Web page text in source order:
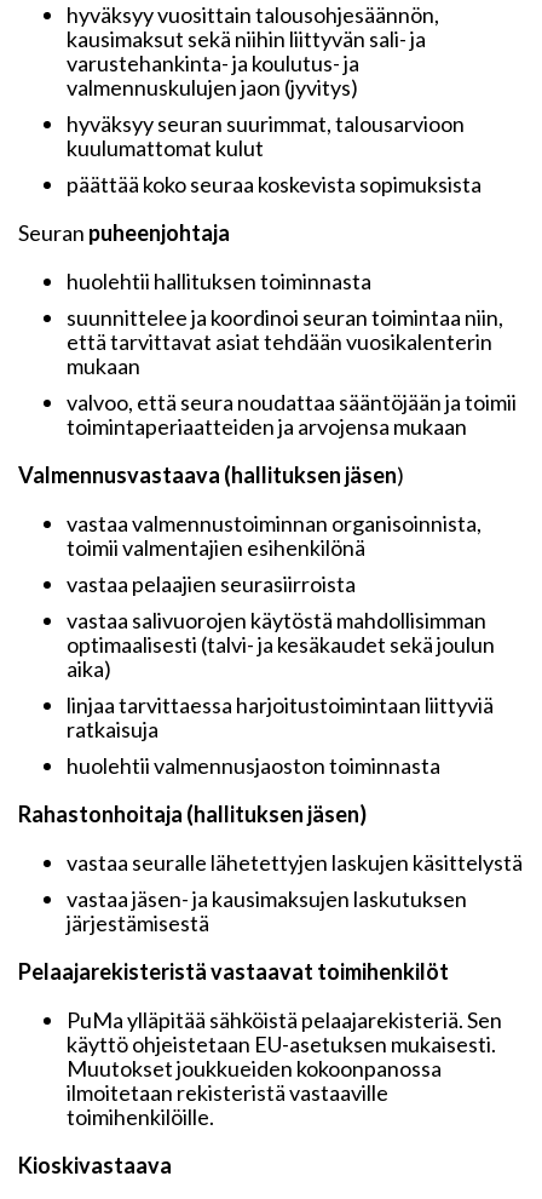
hyväksyy vuosittain talousohjesäännön,
kausimaksut sekä niihin liittyvän sali- ja
varustehankinta- ja koulutus- ja
valmennuskulujen jaon (jyvitys)
hyväksyy seuran suurimmat, talousarvioon
kuulumattomat kulut
päättää koko seuraa koskevista sopimuksista
Seuran puheenjohtaja
huolehtii hallituksen toiminnasta
suunnittelee ja koordinoi seuran toimintaa niin,
että tarvittavat asiat tehdään vuosikalenterin
mukaan
valvoo, että seura noudattaa sääntöjään ja toimii
toimintaperiaatteiden ja arvojensa mukaan
Valmennusvastaava (hallituksen jäsen)
vastaa valmennustoiminnan organisoinnista,
toimii valmentajien esihenkilönä
vastaa pelaajien seurasiirroista
vastaa salivuorojen käytöstä mahdollisimman
optimaalisesti (talvi- ja kesäkaudet sekä joulun
aika)
linjaa tarvittaessa harjoitustoimintaan liittyviä
ratkaisuja
huolehtii valmennusjaoston toiminnasta
Rahastonhoitaja (hallituksen jäsen)
vastaa seuralle lähetettyjen laskujen käsittelystä
vastaa jäsen- ja kausimaksujen laskutuksen
järjestämisestä
Pelaajarekisteristä vastaavat toimihenkilöt
PuMa ylläpitää sähköistä pelaajarekisteriä. Sen
käyttö ohjeistetaan EU-asetuksen mukaisesti.
Muutokset joukkueiden kokoonpanossa
ilmoitetaan rekisteristä vastaaville
toimihenkilöille.
Kioskivastaava